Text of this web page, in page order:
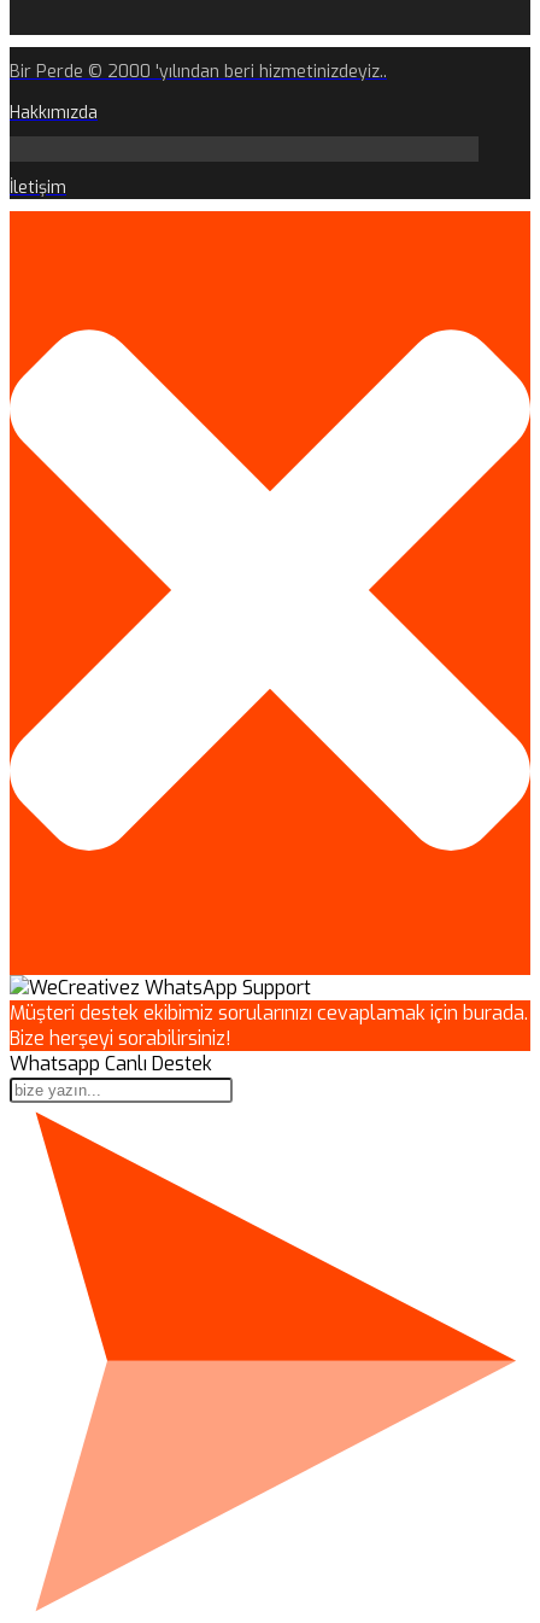
Bir Perde © 2000 'yılından beri hizmetinizdeyiz..
Hakkımızda
İletişim
Müşteri destek ekibimiz sorularınızı cevaplamak için burada.
Bize herşeyi sorabilirsiniz!
Whatsapp Canlı Destek